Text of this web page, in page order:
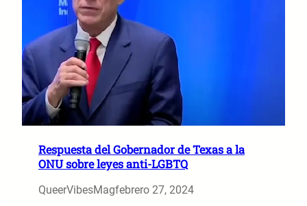
Respuesta del Gobernador de Texas a la
ONU sobre leyes anti-LGBTQ
QueerVibesMagfebrero 27, 2024